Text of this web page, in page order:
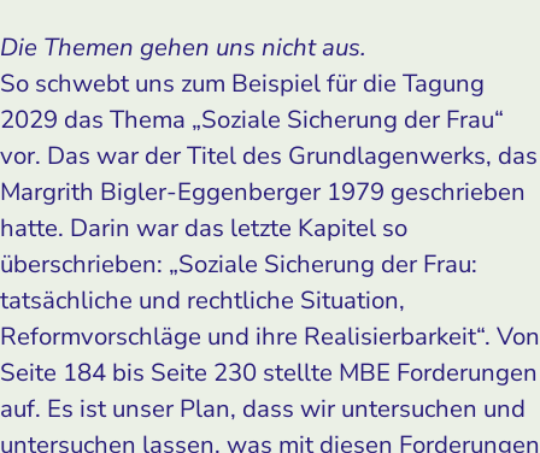
Die Themen gehen uns nicht aus.
So schwebt uns zum Beispiel für die Tagung
2029 das Thema „Soziale Sicherung der Frau“
vor. Das war der Titel des Grundlagenwerks, das
Margrith Bigler-Eggenberger 1979 geschrieben
hatte. Darin war das letzte Kapitel so
überschrieben: „Soziale Sicherung der Frau:
tatsächliche und rechtliche Situation,
Reformvorschläge und ihre Realisierbarkeit“. Von
Seite 184 bis Seite 230 stellte MBE Forderungen
auf. Es ist unser Plan, dass wir untersuchen und
untersuchen lassen, was mit diesen Forderungen